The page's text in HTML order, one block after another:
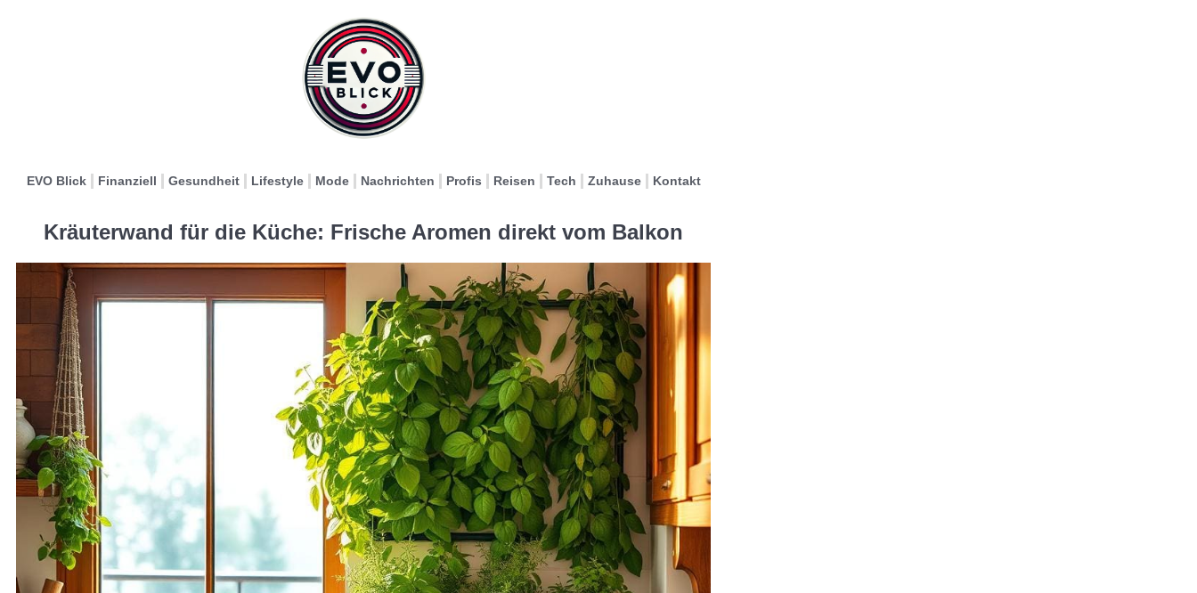
EVO Blick Finanziell Gesundheit Lifestyle Mode Nachrichten Profis Reisen Tech Zuhause Kontakt
Kräuterwand für die Küche: Frische Aromen direkt vom Balkon